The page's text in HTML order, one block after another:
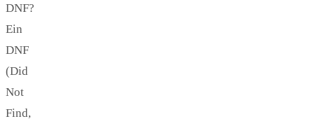
DNF?
Ein
DNF
(Did
Not
Find,